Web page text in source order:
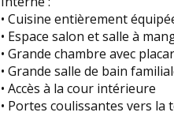
• Cuisine entièrement
• Espace salon et salle à
• Grande chambre avec
• Grande salle de bain
• Accès à la cour intérieure
• Portes coulissantes vers la